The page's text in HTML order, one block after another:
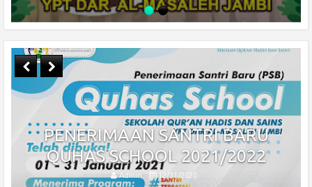
PENERIMAAN SANTRI BARU
QUHAS SCHOOL 2021/2022
Admin 12/31/2020